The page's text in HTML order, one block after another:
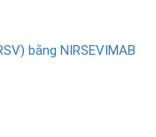
bằng NIRSEVIMAB